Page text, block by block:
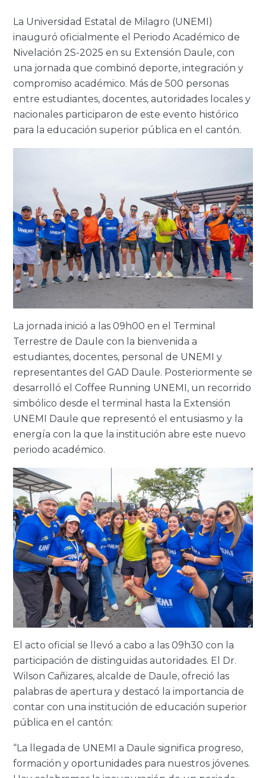
La Universidad Estatal de Milagro (UNEMI)
inauguró oficialmente el Periodo Académico de
Nivelación 2S-2025 en su Extensión Daule, con
una jornada que combinó deporte, integración y
compromiso académico. Más de 500 personas
entre estudiantes, docentes, autoridades locales y
nacionales participaron de este evento histórico
para la educación superior pública en el cantón.
La jornada inició a las 09h00 en el Terminal
Terrestre de Daule con la bienvenida a
estudiantes, docentes, personal de UNEMI y
representantes del GAD Daule. Posteriormente se
desarrolló el Coffee Running UNEMI, un recorrido
simbólico desde el terminal hasta la Extensión
UNEMI Daule que representó el entusiasmo y la
energía con la que la institución abre este nuevo
periodo académico.
El acto oficial se llevó a cabo a las 09h30 con la
participación de distinguidas autoridades. El Dr.
Wilson Cañizares, alcalde de Daule, ofreció las
palabras de apertura y destacó la importancia de
contar con una institución de educación superior
pública en el cantón:
“La llegada de UNEMI a Daule significa progreso,
formación y oportunidades para nuestros jóvenes.